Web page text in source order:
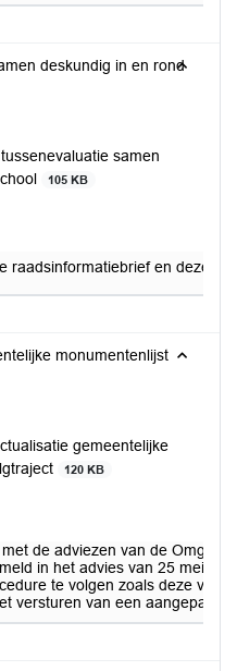
deskundig in en rond
samen
105 KB
raadsinformatiebrief en deze te
monumentenlijst
gemeentelijke
120 KB
de adviezen van de
in het advies van 25 mei
te volgen zoals deze
versturen van een aangepaste